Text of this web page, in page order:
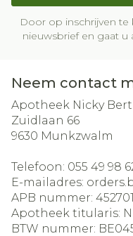
Door op inschrijven te
nieuwsbrief en gaat
Neem contact
Apotheek Nicky
Zuidlaan 66
9630 Munkzwalm
Telefoon: 055 49 98
E-mailadres:
APB nummer: 452701
Apotheek titularis:
BTW nummer: